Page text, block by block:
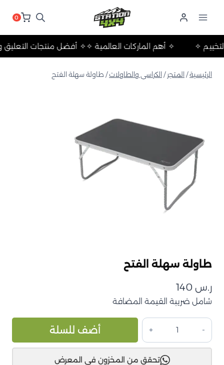
0
✧ أفضل منتجات✧ أهم الماركات العالمية ✧ والتخييم ✧
الرئيسية/ المتجر / الكراسي والطاولات/ طاولة سهلة الفتح
طاولة سهلة الفتح
ر.س
شامل ضريبة القيمة المضافة
كمية
طاولة
سهلة
أضف للسلة
تحقق من المخزون في المعرض